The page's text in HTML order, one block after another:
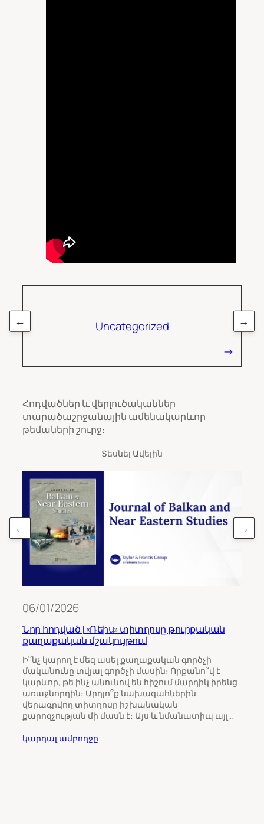
Uncategorized
← →
Հոդվածներ և վերլուծականներ
տարածաշրջանային ամենակարևոր
թեմաների շուրջ։
Տեսնել Ավելին
06/01/2026
Նոր հոդված | «Ռեիս» տիտղոսը թուրքական
քաղաքական մշակույթում
Ի՞նչ կարող է մեզ ասել քաղաքական գործչի
մականունը տվյալ գործչի մասին։ Որքանո՞վ է
կարևոր, թե ինչ անունով են հիշում մարդիկ իրենց
առաջնորդին։ Արդյո՞ք նախագահներին
վերագրվող տիտղոսը իշխանական
քարոզչության մի մասն է։ Այս և նմանատիպ այլ…
կարդալ ամբողջը
← →